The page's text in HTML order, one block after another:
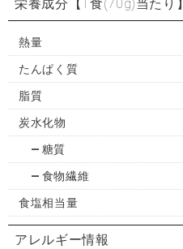
栄養成分 【1食(70g)当たり】
熱量
たんぱく質
脂質
炭水化物
糖質
食物繊維
食塩相当量
アレルギー情報